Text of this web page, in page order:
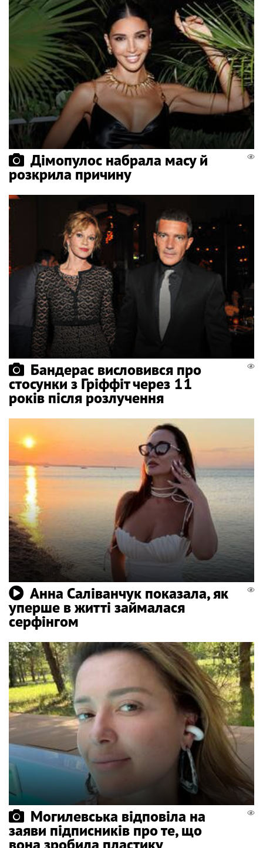
Дімопулос набрала масу й
розкрила причину
Бандерас висловився про
стосунки з Гріффіт через 11
років після розлучення
Анна Саліванчук показала, як
уперше в житті займалася
серфінгом
Могилевська відповіла на
заяви підписників про те, що